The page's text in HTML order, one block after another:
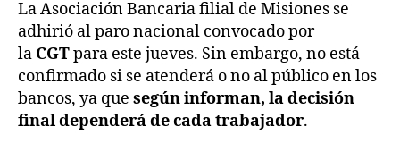
La Asociación Bancaria filial de Misiones se
adhirió al paro nacional convocado por
la CGTpara este jueves. Sin embargo, no está
confirmado si se atenderá o no al público en los
bancos, ya que según informan, la decisión
final dependerá de cada trabajador.